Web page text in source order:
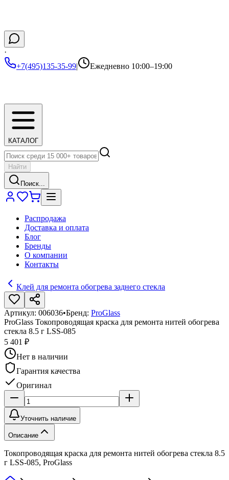
·
+7(495)135-35-99| Ежедневно 10:00–19:00
КАТАЛОГ
Найти
Поиск...
Распродажа
Доставка и оплата
Блог
Бренды
О компании
Контакты
Клей для ремонта обогрева заднего стекла
Артикул: 006036•Бренд: ProGlass
ProGlass Токопроводящая краска для ремонта нитей обогрева
стекла 8.5 г LSS-085
5 401 ₽
Нет в наличии
Гарантия качества
Оригинал
Уточнить наличие
Описание
Токопроводящая краска для ремонта нитей обогрева стекла 8.5
г LSS-085, ProGlass